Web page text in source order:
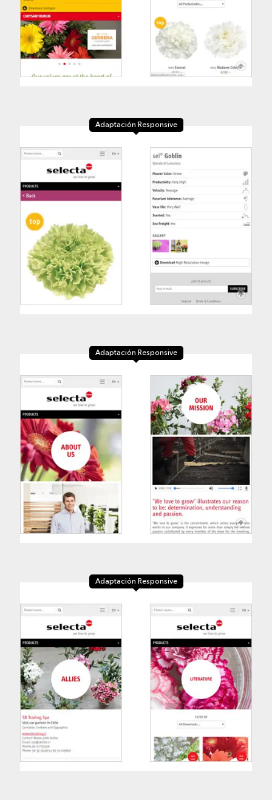
Adaptación Responsive
Adaptación Responsive
Adaptación Responsive